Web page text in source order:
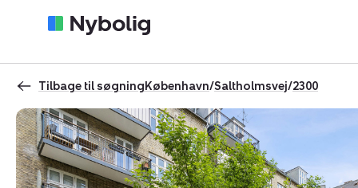
Tilbage til søgningKøbenhavn/Saltholmsvej/2300